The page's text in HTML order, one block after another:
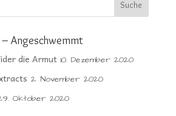
Angeschwemmt
die Armut 10. Dezember 2020
2. November 2020
Oktober 2020